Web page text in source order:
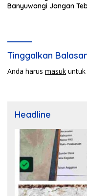
Banyuwangi Jangan
Tinggalkan
Anda harus masuk
Headline